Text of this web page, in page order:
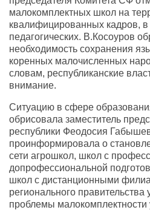
малокомплектных школ на
квалифицированных кадров, в
педагогических. В.Косоуров
необходимость сохранения
коренных малочисленных
словам, республиканские
внимание.
Ситуацию в сфере
обрисовала заместитель
республики Феодосия
проинформировала о
сети агрошкол, школ с
допрофессиональной
школ с дистанционными
регионального правительства
проблемы малокомплектности